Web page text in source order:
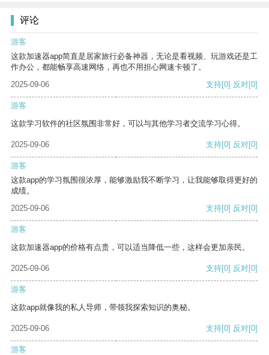
评论
游客
这款加速器app简直是居家旅行必备神器，无论是看视频、玩游戏还是工
作办公，都能畅享高速网络，再也不用担心网速卡顿了。
2025-09-06
支持[0] 反对[0]
游客
这款学习软件的社区氛围非常好，可以与其他学习者交流学习心得。
2025-09-06 支持[0] 反对[0]
游客
这款app的学习氛围很浓厚，能够激励我不断学习，让我能够取得更好的
成绩。
2025-09-06
支持[0] 反对[0]
游客
这款加速器app的价格有点贵，可以适当降低一些，这样会更加亲民。
2025-09-06 支持[0] 反对[0]
游客
这款app就像我的私人导师，带领我探索知识的奥秘。
2025-09-06 支持[0] 反对[0]
游客